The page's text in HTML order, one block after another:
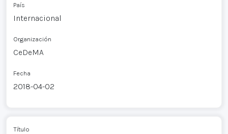
País
Internacional
Organización
CeDeMA
Fecha
2018-04-02
Título